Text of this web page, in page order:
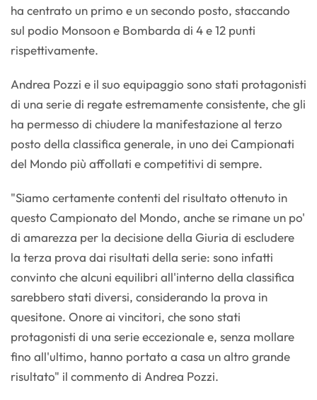
ha centrato un primo e un secondo posto, staccando
sul podio Monsoon e Bombarda di 4 e 12 punti
rispettivamente.
Andrea Pozzi e il suo equipaggio sono stati protagonisti
di una serie di regate estremamente consistente, che gli
ha permesso di chiudere la manifestazione al terzo
posto della classifica generale, in uno dei Campionati
del Mondo più affollati e competitivi di sempre.
"Siamo certamente contenti del risultato ottenuto in
questo Campionato del Mondo, anche se rimane un po'
di amarezza per la decisione della Giuria di escludere
la terza prova dai risultati della serie: sono infatti
convinto che alcuni equilibri all'interno della classifica
sarebbero stati diversi, considerando la prova in
quesitone. Onore ai vincitori, che sono stati
protagonisti di una serie eccezionale e, senza mollare
fino all'ultimo, hanno portato a casa un altro grande
risultato" il commento di Andrea Pozzi.